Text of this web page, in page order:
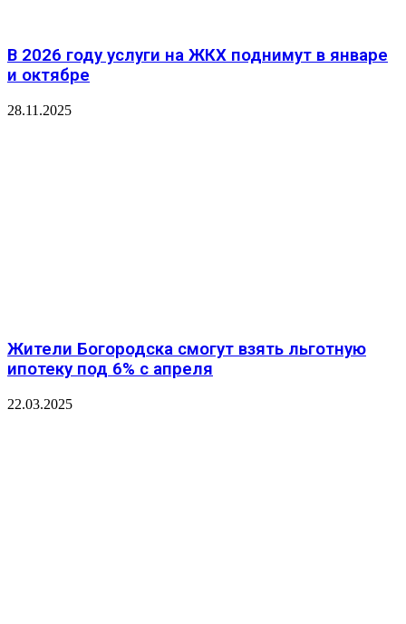
В 2026 году услуги на ЖКХ поднимут в январе
и октябре
28.11.2025
Жители Богородска смогут взять льготную
ипотеку под 6% с апреля
22.03.2025